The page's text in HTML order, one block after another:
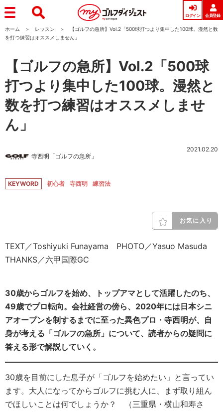
ログイン 会員登録
ホーム レッスン
【ゴルフの急所】Vol.2「500球打つより集中した100球。漫然と数
を打つ練習はオススメしません」
【ゴルフの急所】Vol.2「500球
打つより集中した100球。漫然と
数を打つ練習はオススメしませ
ん」
寺西明「ゴルフの急所」
2021.02.20
KEYWORD 初心者 寺西明 練習法
お気に入り
TEXT／Toshiyuki Funayama PHOTO／Yasuo Masuda
THANKS／六甲国際GC
30歳からゴルフを始め、トップアマとして活躍したのち、
49歳でプロ転向。会社経営の傍ら、2020年には日本シニ
アオープンを制するまでに至った異色プロ・寺西明が、 自
身が考える「ゴルフの急所」について、読者からの疑問に
答える形で解説していく。
30歳を目前にした息子が「ゴルフを始めたい」と言ってい
ます。大人になってからゴルフに挑む人に、まず取り組ん
でほしいことは何でしょうか？ （三重県・横山和寿さ